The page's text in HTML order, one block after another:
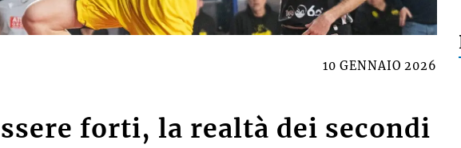
10 GENNAIO 2026
forti, la realtà dei secondi